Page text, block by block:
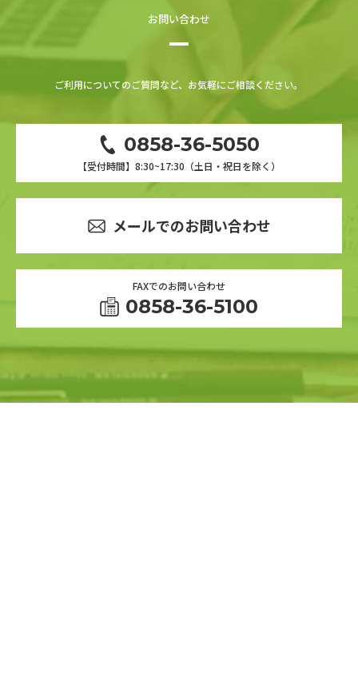
お問い合わせ
ご利用についてのご質問など、お気軽にご相談ください。
0858-36-5050
【受付時間】8:30~17:30（土日・祝日を除く）
メールでのお問い合わせ
FAXでのお問い合わせ
0858-36-5100